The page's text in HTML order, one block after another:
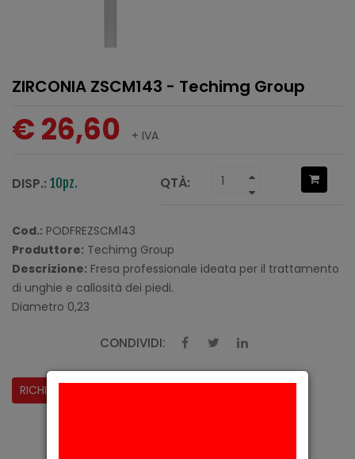
ZIRCONIA ZSCM143 - Techimg Group
€ 26,60 + IVA
DISP.: 10pz. QTÀ:
Cod.: PODFREZSCM143
Produttore: Techimg Group
Descrizione: Fresa professionale ideata per il trattamento
di unghie e callosità dei piedi.
Diametro 0,23
CONDIVIDI:
RICHIESTA INFORMAZIONI